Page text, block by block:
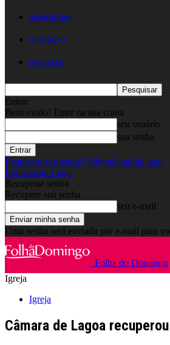
ASSINATURA
CONTACTO
EM DIRETO
Entrar
Bem-vindo! Entre na sua conta
seu usuário
sua senha
Esqueceu sua senha? Obtenha ajuda aqui
Informação Legal
Recuperar senha
Recupere sua senha
seu e-mail
Uma senha será enviada por e-mail para
Folha do Domingo
Igreja
Igreja
Câmara de Lagoa